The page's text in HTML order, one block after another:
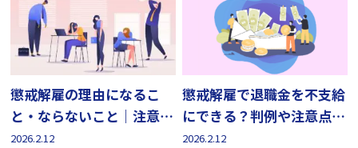
懲戒解雇の理由になるこ
と・ならないこと｜注意点
を弁護士が解説
2026.2.12
懲戒解雇で退職金を不支給
にできる？判例や注意点を
解説
2026.2.12